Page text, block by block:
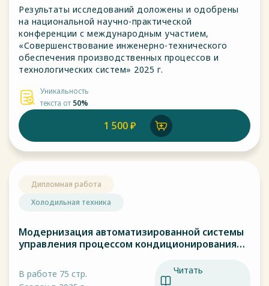
Результаты исследований доложены и одобрены
на национальной научно-практической
конференции с международным участием,
«Совершенствование инженерно-технического
обеспечения производственных процессов и
технологических систем» 2025 г.
Уникальность
текста от 50%
1 500 ₽
Дипломная работа
Холодильная техника
Модернизация автоматизированной системы
управления процессом кондиционирования
В работе 75 стр.
Читать